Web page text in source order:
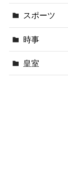
スポーツ
時事
皇室